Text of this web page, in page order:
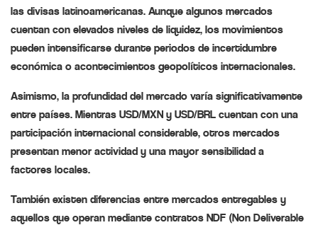
las divisas latinoamericanas. Aunque algunos mercados
cuentan con elevados niveles de liquidez, los movimientos
pueden intensificarse durante periodos de incertidumbre
económica o acontecimientos geopolíticos internacionales.
Asimismo, la profundidad del mercado varía significativamente
entre países. Mientras USD/MXN y USD/BRL cuentan con una
participación internacional considerable, otros mercados
presentan menor actividad y una mayor sensibilidad a
factores locales.
También existen diferencias entre mercados entregables y
aquellos que operan mediante contratos NDF (Non Deliverable